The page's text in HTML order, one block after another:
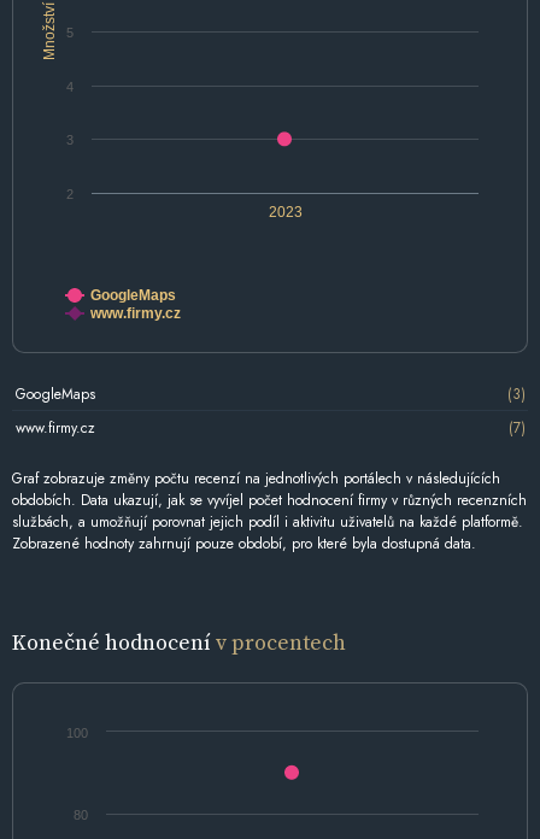
Množství
2023
2
3
4
5
GoogleMaps
www.firmy.cz
GoogleMaps
(3)
www.firmy.cz
(7)
Graf zobrazuje změny počtu recenzí na jednotlivých portálech v následujících
obdobích. Data ukazují, jak se vyvíjel počet hodnocení firmy v různých recenzních
službách, a umožňují porovnat jejich podíl i aktivitu uživatelů na každé platformě.
Zobrazené hodnoty zahrnují pouze období, pro které byla dostupná data.
Konečné hodnocenív procentech
80
100